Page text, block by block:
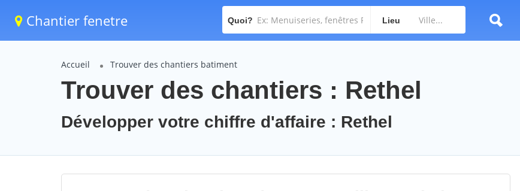
Chantier fenetre Quoi? Lieu
Accueil Trouver des chantiers batiment
Trouver des chantiers : Rethel
Développer votre chiffre d'affaire : Rethel